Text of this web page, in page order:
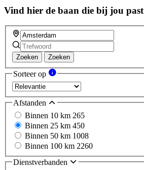
Vind hier de baan die bij jou past
Zoeken Zoeken
Sorteer op
Afstanden
Binnen 10 km 265
Binnen 25 km 450
Binnen 50 km 1008
Binnen 100 km 2260
Dienstverbanden